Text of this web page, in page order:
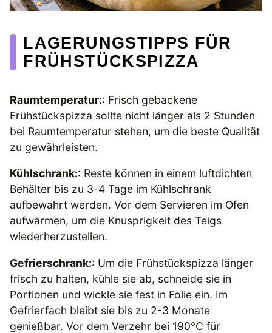
LAGERUNGSTIPPS FÜR
FRÜHSTÜCKSPIZZA
Raumtemperatur:: Frisch gebackene
Frühstückspizza sollte nicht länger als 2 Stunden
bei Raumtemperatur stehen, um die beste Qualität
zu gewährleisten.
Kühlschrank:: Reste können in einem luftdichten
Behälter bis zu 3-4 Tage im Kühlschrank
aufbewahrt werden. Vor dem Servieren im Ofen
aufwärmen, um die Knusprigkeit des Teigs
wiederherzustellen.
Gefrierschrank:: Um die Frühstückspizza länger
frisch zu halten, kühle sie ab, schneide sie in
Portionen und wickle sie fest in Folie ein. Im
Gefrierfach bleibt sie bis zu 2-3 Monate
genießbar. Vor dem Verzehr bei 190°C für